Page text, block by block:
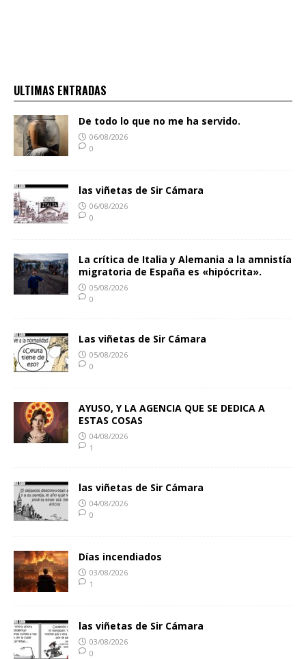
ULTIMAS ENTRADAS
De todo lo que no me ha servido.
06/08/2026
0
las viñetas de Sir Cámara
06/08/2026
0
La crítica de Italia y Alemania a la amnistía
migratoria de España es «hipócrita».
05/08/2026
0
Las viñetas de Sir Cámara
05/08/2026
0
AYUSO, Y LA AGENCIA QUE SE DEDICA A
ESTAS COSAS
04/08/2026
1
las viñetas de Sir Cámara
04/08/2026
0
Días incendiados
03/08/2026
1
las viñetas de Sir Cámara
03/08/2026
0